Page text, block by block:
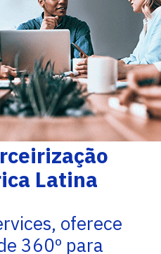
Latina
oferece
360º para